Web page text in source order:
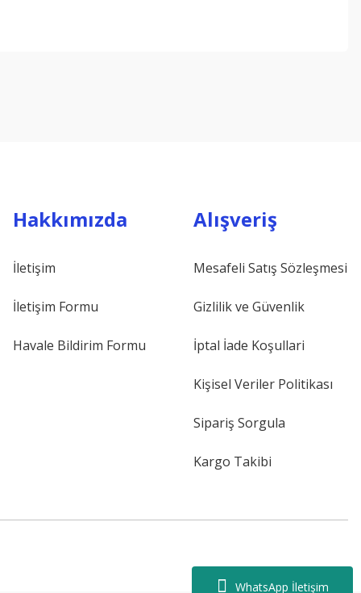
WhatsApp İletişim
Hakkımızda
İletişim
İletişim Formu
Havale Bildirim Formu
Alışveriş
Mesafeli Satış Sözleşmesi
Gizlilik ve Güvenlik
İptal İade Koşullari
Kişisel Veriler Politikası
Sipariş Sorgula
Kargo Takibi